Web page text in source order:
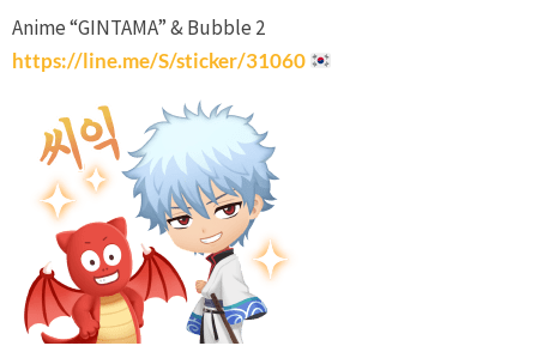
Anime “GINTAMA” & Bubble 2
https://line.me/S/sticker/31060